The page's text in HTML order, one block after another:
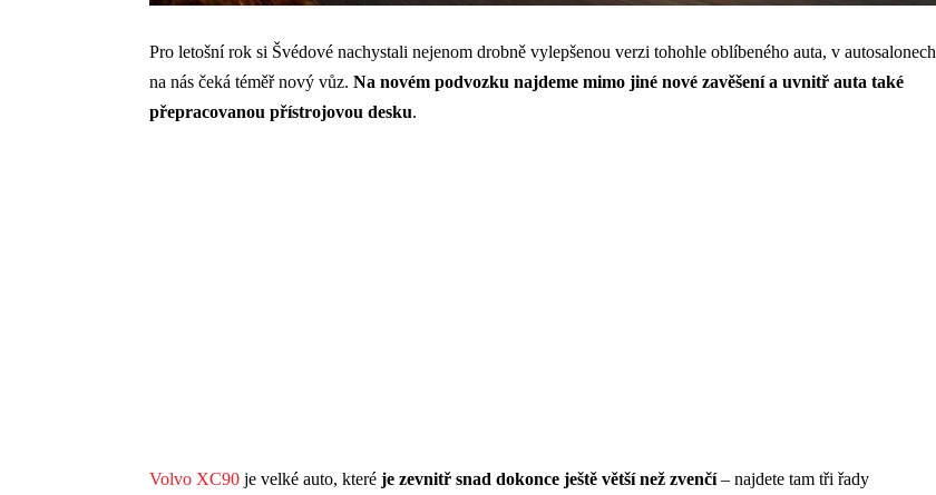
Pro letošní rok si Švédové nachystali nejenom drobně vylepšenou verzi tohohle oblíbeného auta, v autosalonech
na nás čeká téměř nový vůz. Na novém podvozku najdeme mimo jiné nové zavěšení a uvnitř auta také
přepracovanou přístrojovou desku.
Volvo XC90 je velké auto, které je zevnitř snad dokonce ještě větší než zvenčí– najdete tam tři řady